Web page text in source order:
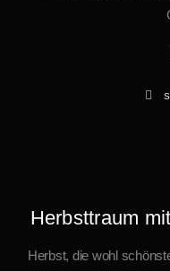
Herbsttraum
Herbst, die wohl